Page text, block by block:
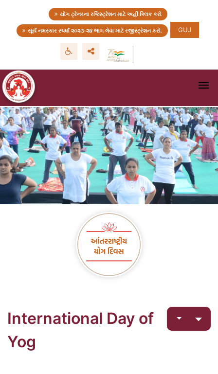
યોગ ટ્રેનરના રજિસ્ટ્રેશન માટે અહીં ક્લિક કરો
સૂર્ય નમસ્કાર સ્પર્ધા ૨૦૨૩-૨૪ ભાગ લેવા માટે રજીસ્ટ્રેશન કરો. GUJ
International Day of
Yog